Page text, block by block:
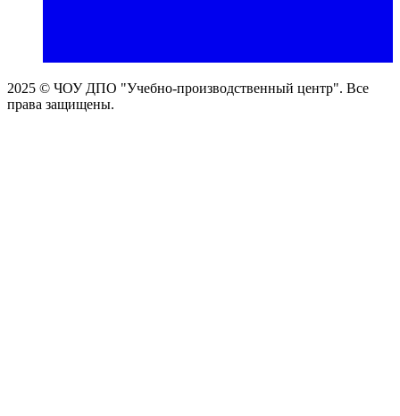
2025 © ЧОУ ДПО "Учебно-производственный центр". Все
права защищены.